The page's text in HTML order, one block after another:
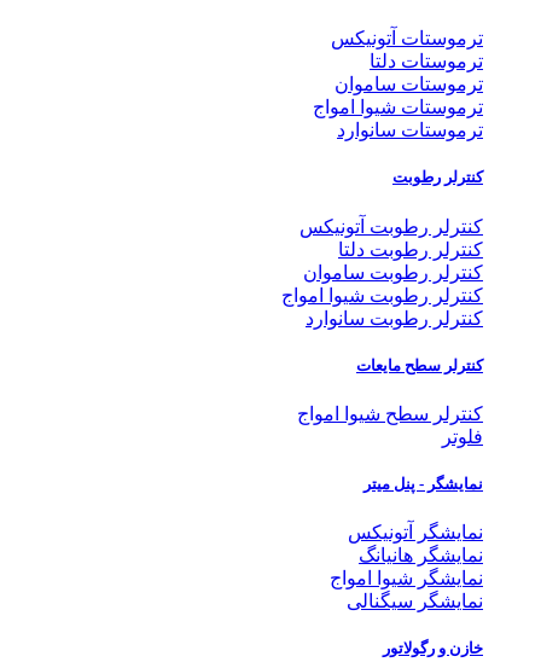
ترموستات آتونیکس
ترموستات دلتا
ترموستات ساموان
ترموستات شیوا امواج
ترموستات سانوارد
کنترلر رطوبت
کنترلر رطوبت آتونیکس
کنترلر رطوبت دلتا
کنترلر رطوبت ساموان
کنترلر رطوبت شیوا امواج
کنترلر رطوبت سانوارد
کنترلر سطح مایعات
کنترلر سطح شیوا امواج
فلوتر
نمایشگر - پنل میتر
نمایشگر آتونیکس
نمایشگر هانیانگ
نمایشگر شیوا امواج
نمایشگر سیگنالی
خازن و رگولاتور